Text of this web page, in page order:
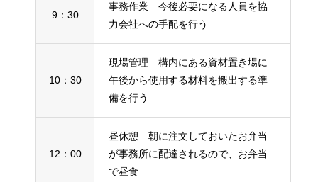
9：30
事務作業 今後必要になる人員を協
力会社への手配を行う
10：30
現場管理 構内にある資材置き場に
午後から使用する材料を搬出する準
備を行う
12：00
昼休憩 朝に注文しておいたお弁当
が事務所に配達されるので、お弁当
で昼食